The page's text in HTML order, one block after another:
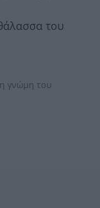
του
γνώμη του